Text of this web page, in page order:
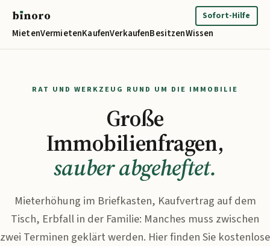
bınoro
MietenVermietenKaufenVerkaufenBesitzenWissen
Sofort-Hilfe
RAT UND WERKZEUG RUND UM DIE IMMOBILIE
Große
Immobilienfragen,
sauber abgeheftet.
Mieterhöhung im Briefkasten, Kaufvertrag auf dem
Tisch, Erbfall in der Familie: Manches muss zwischen
zwei Terminen geklärt werden. Hier finden Sie kostenlose